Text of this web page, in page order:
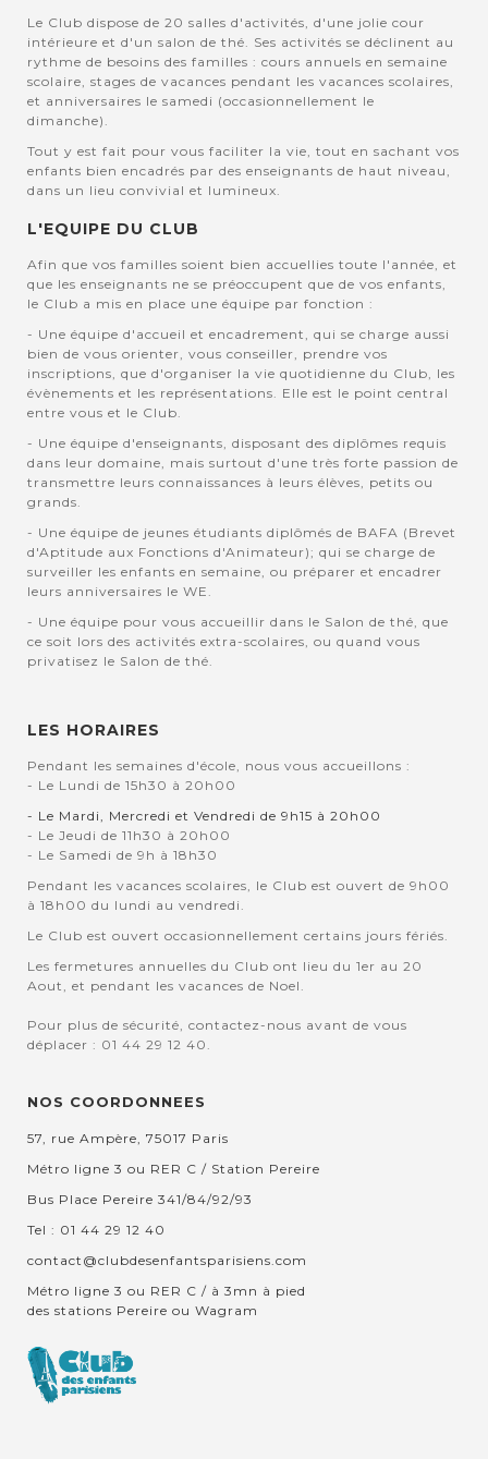
Le Club dispose de 20 salles d'activités, d'une jolie cour
intérieure et d'un salon de thé. Ses activités se déclinent au
rythme de besoins des familles : cours annuels en semaine
scolaire, stages de vacances pendant les vacances scolaires,
et anniversaires le samedi (occasionnellement le
dimanche).
Tout y est fait pour vous faciliter la vie, tout en sachant vos
enfants bien encadrés par des enseignants de haut niveau,
dans un lieu convivial et lumineux.
L'EQUIPE DU CLUB
Afin que vos familles soient bien accuellies toute l'année, et
que les enseignants ne se préoccupent que de vos enfants,
le Club a mis en place une équipe par fonction :
- Une équipe d'accueil et encadrement, qui se charge aussi
bien de vous orienter, vous conseiller, prendre vos
inscriptions, que d'organiser la vie quotidienne du Club, les
évènements et les représentations. Elle est le point central
entre vous et le Club.
- Une équipe d'enseignants, disposant des diplômes requis
dans leur domaine, mais surtout d'une très forte passion de
transmettre leurs connaissances à leurs élèves, petits ou
grands.
- Une équipe de jeunes étudiants diplômés de BAFA (Brevet
d'Aptitude aux Fonctions d'Animateur); qui se charge de
surveiller les enfants en semaine, ou préparer et encadrer
leurs anniversaires le WE.
- Une équipe pour vous accueillir dans le Salon de thé, que
ce soit lors des activités extra-scolaires, ou quand vous
privatisez le Salon de thé.
LES HORAIRES
Pendant les semaines d'école, nous vous accueillons :
- Le Lundi de 15h30 à 20h00
- Le Mardi, Mercredi et Vendredi de 9h15 à 20h00
- Le Jeudi de 11h30 à 20h00
- Le Samedi de 9h à 18h30
Pendant les vacances scolaires, le Club est ouvert de 9h00
à 18h00 du lundi au vendredi.
Le Club est ouvert occasionnellement certains jours fériés.
Les fermetures annuelles du Club ont lieu du 1er au 20
Aout, et pendant les vacances de Noel.
Pour plus de sécurité, contactez-nous avant de vous
déplacer : 01 44 29 12 40.
NOS COORDONNEES
57, rue Ampère, 75017 Paris
Métro ligne 3 ou RER C / Station Pereire
Bus Place Pereire 341/84/92/93
Tel : 01 44 29 12 40
contact@clubdesenfantsparisiens.com
Métro ligne 3 ou RER C / à 3mn à pied
des stations Pereire ou Wagram